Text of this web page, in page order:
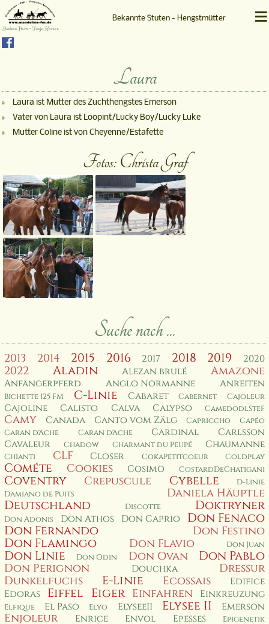
Barbara Heim • Tanja Kernen
Bekannte Stuten - Hengstmütter ≡
Laura
Laura ist Mutter des Zuchthengstes Emerson
Vater von Laura ist Loopint/Lucky Boy/Lucky Luke
Mutter Coline ist von Cheyenne/Estafette
Fotos: Christa Graf
Suche nach ...
2013 2014 2015 2016 2017 2018 2019 2020
2022 Aladin Alezan brulé Amazone
Anfängerpferd Anglo Normanne Anreiten
Bichette 125 FM C-Linie Cabaret Cabernet Cajoleur
Cajoline Calisto Calva Calypso CamedodlSteF
Camy Canada Canto vom Zälg Capriccho
Capéo
Caran d'Ache
Caran d'Ache Cardinal
Carlsson
Cavaleur
Chadow Charmant du Peupé Chaumanne
Chianti CLF Closer CokaPetitcoeur Coldplay
Cométe Cookies Cosimo CostardDeChatigani
Coventry Crepuscule Cybelle
D-Linie
Damiano de Puits
Daniela Häuptle
Deutschland Discotte Doktryner
Don Adonis Don Athos Don Caprio
Don Fenaco
Don Fernando
Don Festino
Don Flamingo Don Flavio Don Juan
Don Linie Don Odin Don Ovan Don Pablo
Don Perignon Douchka
Dressur
Dunkelfuchs
E-Linie Ecossais
Edifice
Edoras
Eiffel Eiger Einfahren Einkreuzung
Elfique El Paso Elyo ElyseeII Elysee II Emerson
Enjoleur Enrice Envol Epesses
Epigenetik